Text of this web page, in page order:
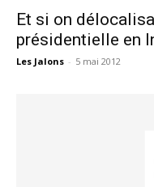
Et si on
présidentielle en
Les Jalons - 5 mai 2012